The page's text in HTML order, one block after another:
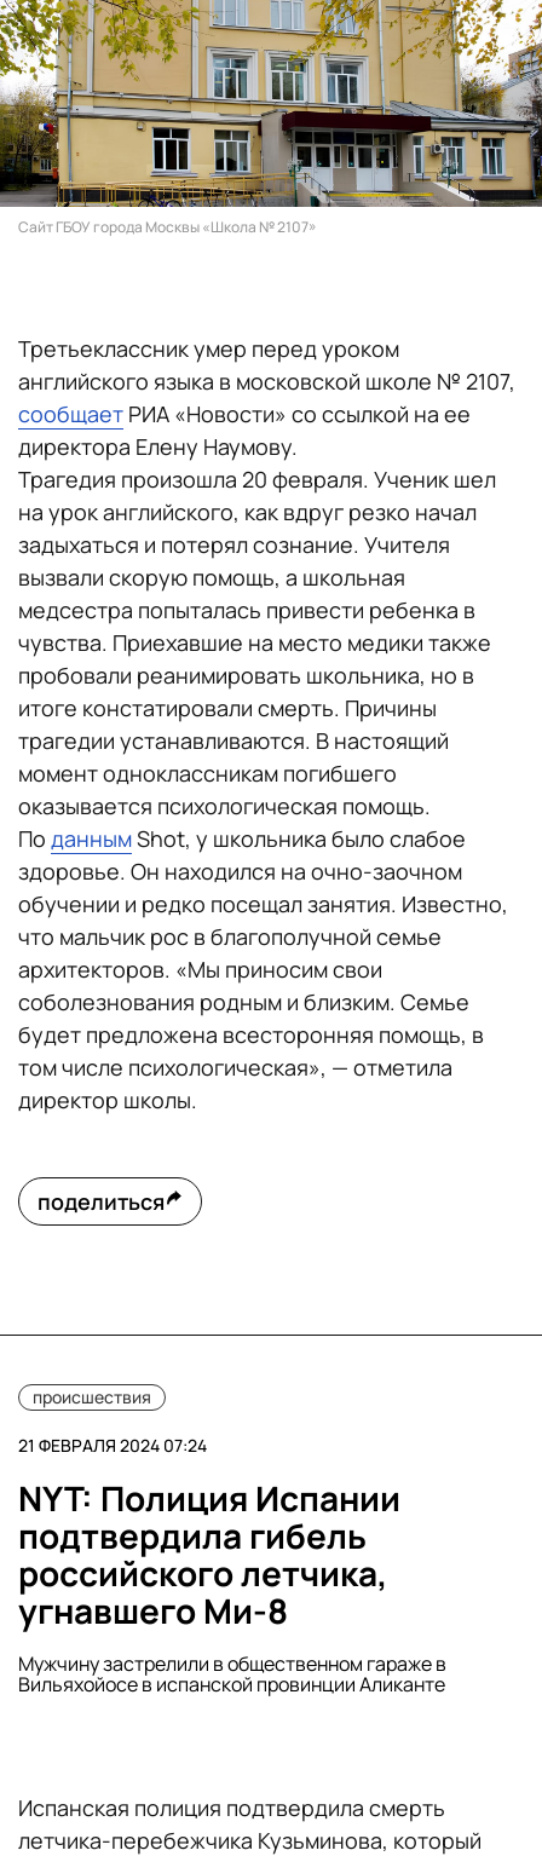
Сайт ГБОУ города Москвы «Школа № 2107»
Третьеклассник умер перед уроком
английского языка в московской школе № 2107,
сообщает РИА «Новости» со ссылкой на ее
директора Елену Наумову.
Трагедия произошла 20 февраля. Ученик шел
на урок английского, как вдруг резко начал
задыхаться и потерял сознание. Учителя
вызвали скорую помощь, а школьная
медсестра попыталась привести ребенка в
чувства. Приехавшие на место медики также
пробовали реанимировать школьника, но в
итоге констатировали смерть. Причины
трагедии устанавливаются. В настоящий
момент одноклассникам погибшего
оказывается психологическая помощь.
По даннымShot, у школьника было слабое
здоровье. Он находился на очно-заочном
обучении и редко посещал занятия. Известно,
что мальчик рос в благополучной семье
архитекторов. «Мы приносим свои
соболезнования родным и близким. Семье
будет предложена всесторонняя помощь, в
том числе психологическая», — отметила
директор школы.
поделиться
происшествия
21 ФЕВРАЛЯ 2024 07:24
NYT: Полиция Испании
подтвердила гибель
российского летчика,
угнавшего Ми-8
Мужчину застрелили в общественном гараже в
Вильяхойосе в испанской провинции Аликанте
Испанская полиция подтвердила смерть
летчика-перебежчика Кузьминова, который